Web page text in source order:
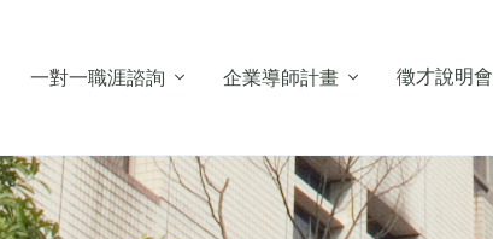
一對一職涯諮詢 企業導師計畫 徵才說明會